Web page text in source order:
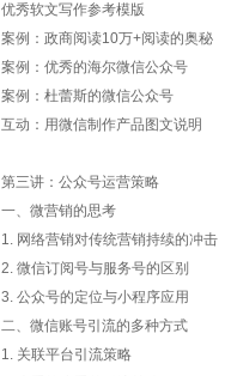
优秀软文写作参考模版
案例：政商阅读10万+阅读的奥秘
案例：优秀的海尔微信公众号
案例：杜蕾斯的微信公众号
互动：用微信制作产品图文说明
第三讲：公众号运营策略
一、微营销的思考
1. 网络营销对传统营销持续的冲击
2. 微信订阅号与服务号的区别
3. 公众号的定位与小程序应用
二、微信账号引流的多种方式
1. 关联平台引流策略